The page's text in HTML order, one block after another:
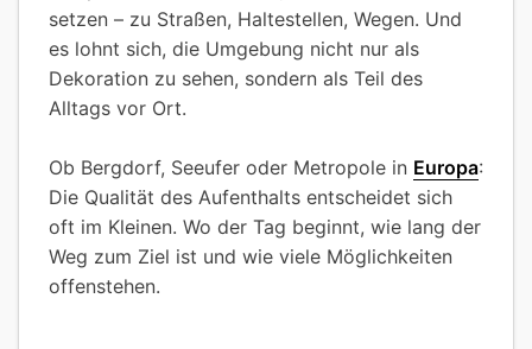
setzen – zu Straßen, Haltestellen, Wegen. Und
es lohnt sich, die Umgebung nicht nur als
Dekoration zu sehen, sondern als Teil des
Alltags vor Ort.
Ob Bergdorf, Seeufer oder Metropole in Europa:
Die Qualität des Aufenthalts entscheidet sich
oft im Kleinen. Wo der Tag beginnt, wie lang der
Weg zum Ziel ist und wie viele Möglichkeiten
offenstehen.